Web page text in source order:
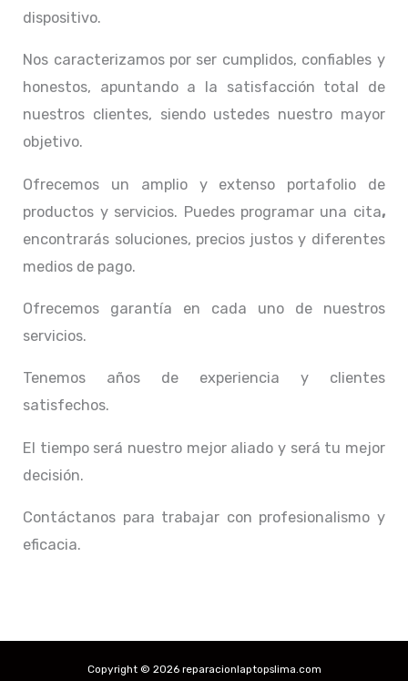
dispositivo.
Nos caracterizamos por ser cumplidos, confiables y
honestos, apuntando a la satisfacción total de
nuestros clientes, siendo ustedes nuestro mayor
objetivo.
Ofrecemos un amplio y extenso portafolio de
productos y servicios. Puedes programar una cita,
encontrarás soluciones, precios justos y diferentes
medios de pago.
Ofrecemos garantía en cada uno de nuestros
servicios.
Tenemos años de experiencia y clientes
satisfechos.
El tiempo será nuestro mejor aliado y será tu mejor
decisión.
Contáctanos para trabajar con profesionalismo y
eficacia.
Copyright © 2026 reparacionlaptopslima.com